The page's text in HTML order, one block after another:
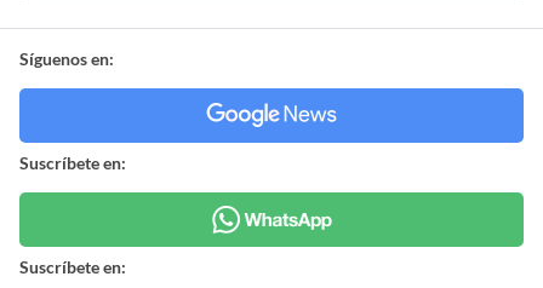
Síguenos en:
Suscríbete en:
Suscríbete en: